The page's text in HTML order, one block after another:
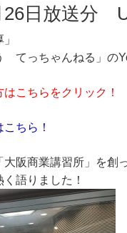
日放送分
てっちゃんねる」の
こちらをクリック！
ちら！
大阪商業講習所」を創
語りました！